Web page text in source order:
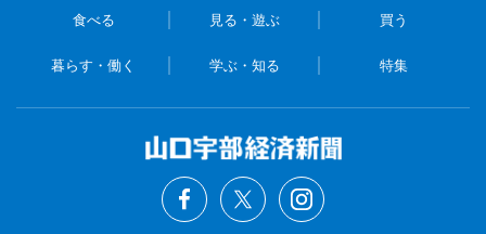
食べる 見る・遊ぶ 買う
暮らす・働く 学ぶ・知る 特集